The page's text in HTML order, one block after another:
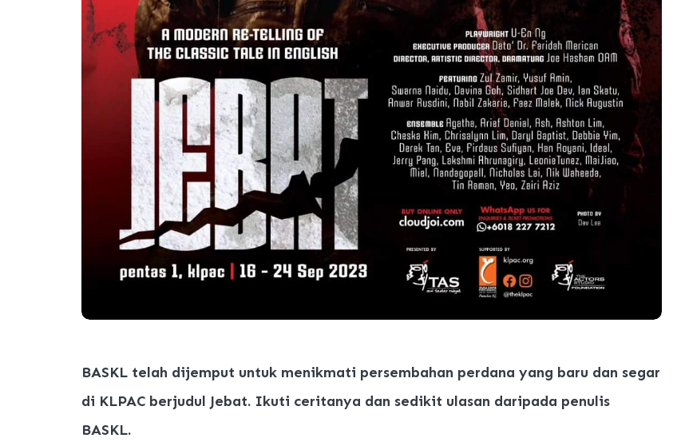
BASKL telah dijemput untuk menikmati persembahan perdana yang baru dan segar
di KLPAC berjudul Jebat. Ikuti ceritanya dan sedikit ulasan daripada penulis
BASKL.